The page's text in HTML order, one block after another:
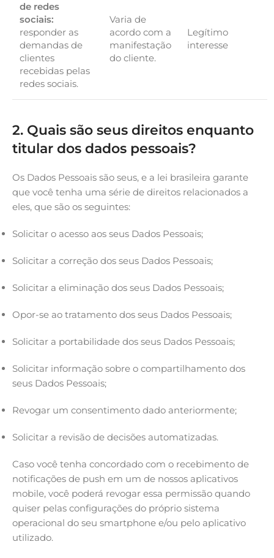
de redes
sociais:
responder as
demandas de
clientes
recebidas pelas
redes sociais.
Varia de
acordo com a
manifestação
do cliente.
Legítimo
interesse
2. Quais são seus direitos enquanto
titular dos dados pessoais?
Os Dados Pessoais são seus, e a lei brasileira garante
que você tenha uma série de direitos relacionados a
eles, que são os seguintes:
Solicitar o acesso aos seus Dados Pessoais;
Solicitar a correção dos seus Dados Pessoais;
Solicitar a eliminação dos seus Dados Pessoais;
Opor-se ao tratamento dos seus Dados Pessoais;
Solicitar a portabilidade dos seus Dados Pessoais;
Solicitar informação sobre o compartilhamento dos
seus Dados Pessoais;
Revogar um consentimento dado anteriormente;
Solicitar a revisão de decisões automatizadas.
Caso você tenha concordado com o recebimento de
notificações de push em um de nossos aplicativos
mobile, você poderá revogar essa permissão quando
quiser pelas configurações do próprio sistema
operacional do seu smartphone e/ou pelo aplicativo
utilizado.